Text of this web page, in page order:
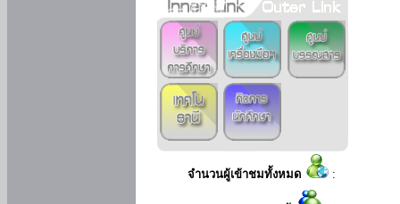
จำนวนผู้เข้าชมทั้งหมด :